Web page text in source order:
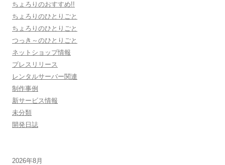
ちょろりのおすすめ!!
ちょろりのひとりごと
ちょろりのひとりごと
つっき～のひとりごと
ネットショップ情報
プレスリリース
レンタルサーバー関連
制作事例
新サービス情報
未分類
開発日誌
2026年8月